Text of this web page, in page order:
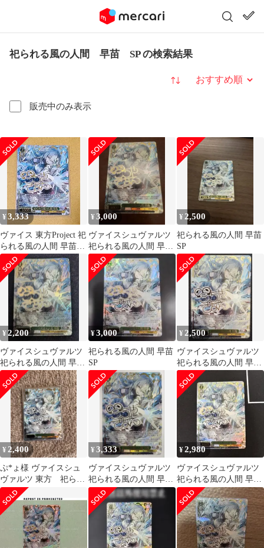
祀られる風の人間 早苗 SP の検索結果
販売中のみ表示
並び替え
¥3,333
ヴァイス 東方Project 祀
られる風の人間 早苗
SP
¥3,000
ヴァイスシュヴァルツ
祀られる風の人間 早苗
SP 東方Project
¥ 2,500
祀られる風の人間 早苗
SP
¥ 2,200
ヴァイスシュヴァルツ
祀られる風の人間 早苗
SP サイン
¥3,000
祀られる風の人間 早苗
SP
¥ 2,500
ヴァイスシュヴァルツ
祀られる風の人間 早苗
SP 東風谷早苗
¥2,400
ぷ*ょ様 ヴァイスシュ
ヴァルツ 東方 祀られ
る風の人間 早苗 SP
¥3,333
ヴァイスシュヴァルツ
祀られる風の人間 早苗
SP 1枚
¥2,980
ヴァイスシュヴァルツ
祀られる風の人間 早苗
SP